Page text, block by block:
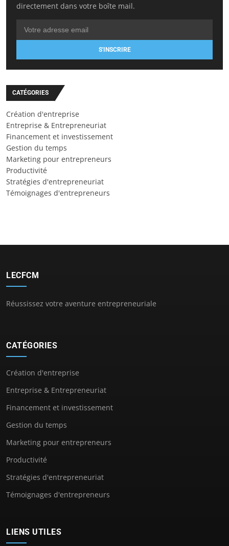
directement dans votre boîte mail.
S'INSCRIRE
CATÉGORIES
Création d'entreprise
Entreprise & Entrepreneuriat
Financement et investissement
Gestion du temps
Marketing pour entrepreneurs
Productivité
Stratégies d'entrepreneuriat
Témoignages d'entrepreneurs
LECFCM
Réussissez votre aventure entrepreneuriale
CATÉGORIES
Création d'entreprise
Entreprise & Entrepreneuriat
Financement et investissement
Gestion du temps
Marketing pour entrepreneurs
Productivité
Stratégies d'entrepreneuriat
Témoignages d'entrepreneurs
LIENS UTILES